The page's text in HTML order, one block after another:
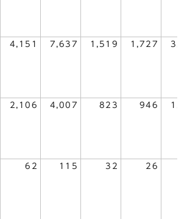
4,151 7,637 1,519 1,727
2,106 4,007 823 946
62 115 32 26